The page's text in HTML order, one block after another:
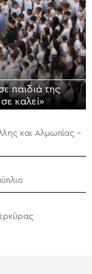
παιδιά της
καλεί»
και Αλμωπίας –